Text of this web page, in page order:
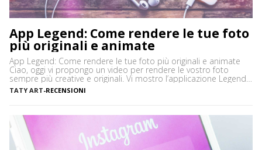
App Legend: Come rendere le tue foto
più originali e animate
App Legend: Come rendere le tue foto più originali e animate
Ciao, oggi vi propongo un video per rendere le vostro foto
sempre più creative e originali. Vi mostro l’applicazione Legend,
disponibile per Android e Apple. Che aspettate? Cliccate play e
scoprite questa fantastica app! Besitos ❤ ◕‿◕ Tatiana Passate
TATY ART-RECENSIONI